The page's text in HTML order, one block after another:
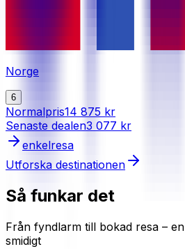
Norge
6
Normalpris14 875 kr
Senaste dealen3 077 kr
enkelresa
Utforska destinationen
Så funkar det
Från fyndlarm till bokad resa –
smidigt